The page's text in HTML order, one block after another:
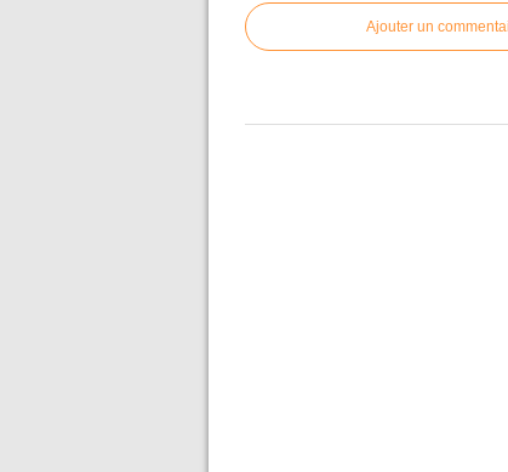
Ajouter un